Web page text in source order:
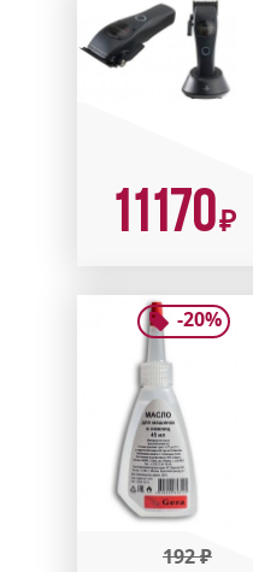
11170₽
-20%
192₽